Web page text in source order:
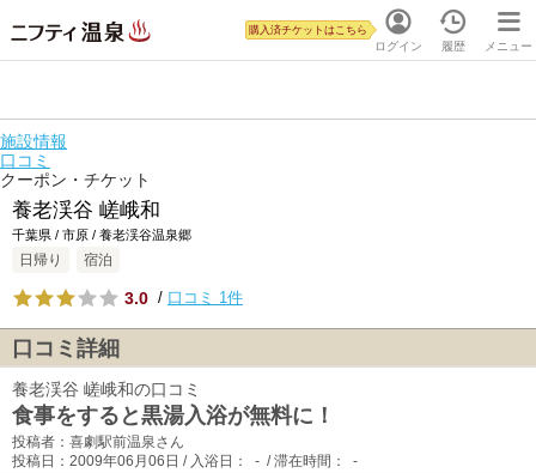
ログイン
購入済チケットはこちら
履歴 メニュー
施設情報
口コミ
クーポン・チケット
養老渓谷 嵯峨和
千葉県 / 市原 / 養老渓谷温泉郷
日帰り 宿泊
3.0 / 口コミ 1件
口コミ詳細
養老渓谷 嵯峨和の口コミ
食事をすると黒湯入浴が無料に！
投稿者：喜劇駅前温泉さん
投稿日：2009年06月06日 / 入浴日： - / 滞在時間： -